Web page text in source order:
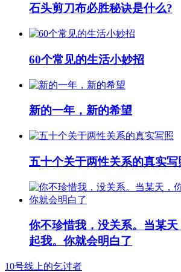
石头剪刀布必胜秘诀是什么?
60个常见的生活小妙招
新的一年，新的希望
五十个关于两性关系的真实写
你不珍惜我，没关系。当某
起我。你就会明白了
10号线上的乞讨者